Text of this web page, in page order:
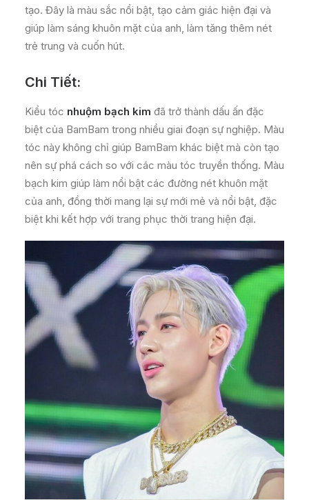
tạo. Đây là màu sắc nổi bật, tạo cảm giác hiện đại và
giúp làm sáng khuôn mặt của anh, làm tăng thêm nét
trẻ trung và cuốn hút.
Chi Tiết:
Kiểu tóc nhuộm bạch kim đã trở thành dấu ấn đặc
biệt của BamBam trong nhiều giai đoạn sự nghiệp. Màu
tóc này không chỉ giúp BamBam khác biệt mà còn tạo
nên sự phá cách so với các màu tóc truyền thống. Màu
bạch kim giúp làm nổi bật các đường nét khuôn mặt
của anh, đồng thời mang lại sự mới mẻ và nổi bật, đặc
biệt khi kết hợp với trang phục thời trang hiện đại.